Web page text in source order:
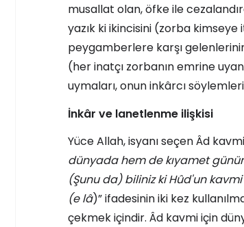
musallat olan, öfke ile
yazık ki ikincisini (zorba
peygamberlere karşı
(her inatçı zorbanın emrine
uymaları, onun inkârcı
İnkâr ve lanetlenme ilişkisi
Yüce Allah, isyanı seçen Âd
dünyada hem de kıyamet
(Şunu da) biliniz ki Hûd'un kavmi
(e lâ)” ifadesinin iki kez
çekmek içindir. Âd kavmi için